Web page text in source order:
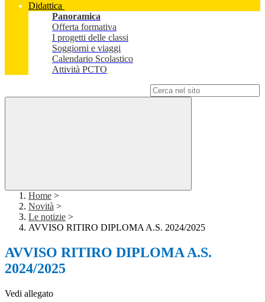
Didattica
Panoramica
Offerta formativa
I progetti delle classi
Soggiorni e viaggi
Calendario Scolastico
Attività PCTO
Home >
Novità >
Le notizie >
AVVISO RITIRO DIPLOMA A.S. 2024/2025
AVVISO RITIRO DIPLOMA A.S.
2024/2025
Vedi allegato